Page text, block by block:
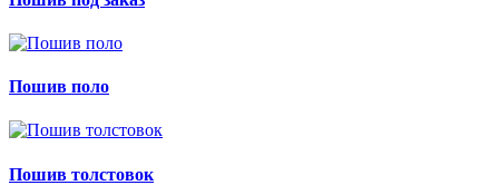
Пошив поло
Пошив толстовок